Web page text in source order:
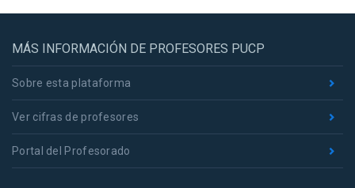
MÁS INFORMACIÓN DE PROFESORES PUCP
Sobre esta plataforma
Ver cifras de profesores
Portal del Profesorado